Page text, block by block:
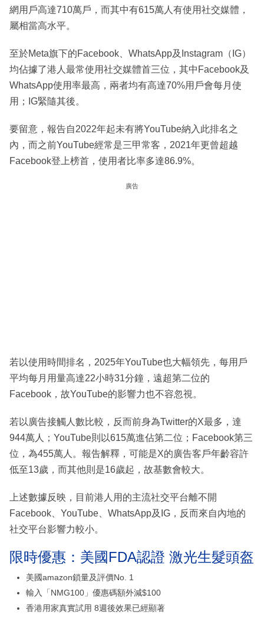
網用戶高達710萬戶，而其中有615萬人有使用社交媒體，
屬相當高水平。
至於Meta旗下的Facebook、WhatsApp及Instagram（IG）
均佔據了港人最常使用社交媒體首三位，其中Facebook及
WhatsApp使用率最高，兩者均有高達70%用戶會每月使
用；IG緊隨其後。
要留意，報告自2022年起未有將YouTube納入此排名之
內，而之前YouTube經常是三甲常客，2021年更曾超越
Facebook登上榜首，使用者比率多達86.9%。
廣告
若以使用時間排名，2025年YouTube也大幅領先，每用戶
平均每月用量高達22小時31分鐘，遠超第二位的
Facebook，故YouTube的影響力也不容忽視。
若以廣告接觸人數比較，反而前身為Twitter的X最多，達
944萬人；YouTube則以615萬進佔第二位；Facebook第三
位，為455萬人。報告解釋，可能是X的廣告客戶年齡容許
低至13歲，而其他則是16歲起，故基數會較大。
上述數據反映，目前港人用的主流社交平台離不開
Facebook、YouTube、WhatsApp及IG，反而來自內地的
社交平台影響力較小。
限時優惠：美國FDA認證 激光生髮頭盔
美國amazon鎖量及評價No. 1
輸入「NMG100」優惠碼額外減$100
香港用家真實試用 8週後效果已經顯著